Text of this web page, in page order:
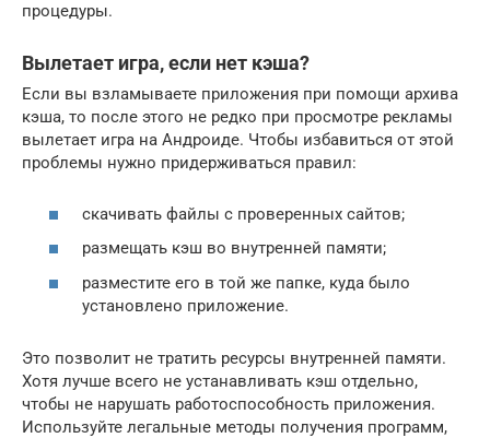
процедуры.
Вылетает игра, если нет кэша?
Если вы взламываете приложения при помощи архива
кэша, то после этого не редко при просмотре рекламы
вылетает игра на Андроиде. Чтобы избавиться от этой
проблемы нужно придерживаться правил:
скачивать файлы с проверенных сайтов;
размещать кэш во внутренней памяти;
разместите его в той же папке, куда было
установлено приложение.
Это позволит не тратить ресурсы внутренней памяти.
Хотя лучше всего не устанавливать кэш отдельно,
чтобы не нарушать работоспособность приложения.
Используйте легальные методы получения программ,